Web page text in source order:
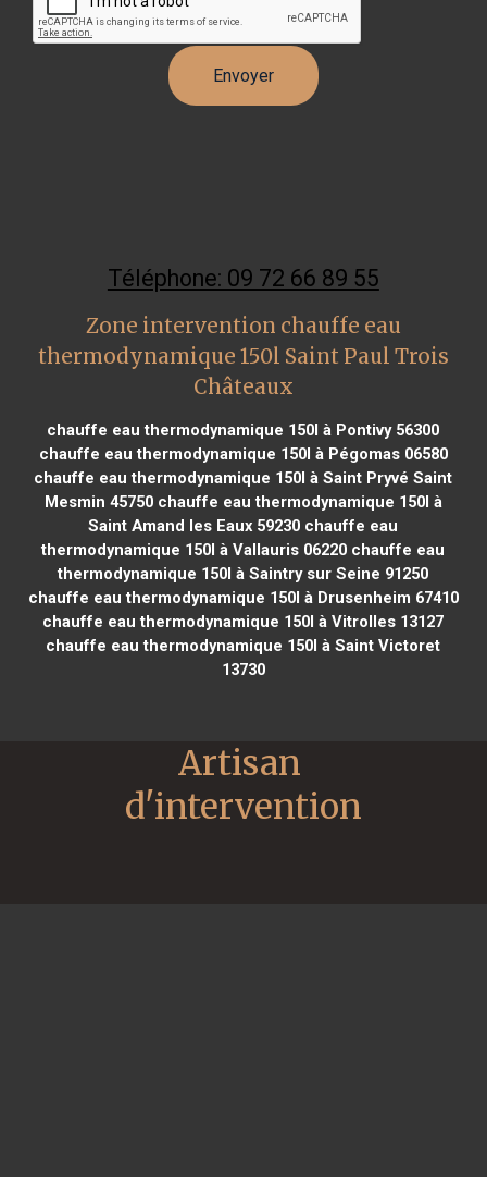
Téléphone: 09 72 66 89 55
Zone intervention chauffe eau
thermodynamique 150l Saint Paul Trois
Châteaux
chauffe eau thermodynamique 150l à Pontivy 56300
chauffe eau thermodynamique 150l à Pégomas 06580
chauffe eau thermodynamique 150l à Saint Pryvé Saint
Mesmin 45750chauffe eau thermodynamique 150l à
Saint Amand les Eaux 59230 chauffe eau
thermodynamique 150l à Vallauris 06220 chauffe eau
thermodynamique 150l à Saintry sur Seine 91250
chauffe eau thermodynamique 150l à Drusenheim 67410
chauffe eau thermodynamique 150l à Vitrolles 13127
chauffe eau thermodynamique 150l à Saint Victoret
13730
Artisan
d'intervention